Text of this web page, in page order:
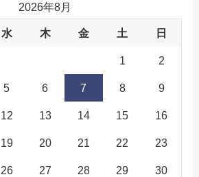
2026年8月
水 木 金 土 日
1 2
5 6 7 8 9
12 13 14 15 16
19 20 21 22 23
26 27 28 29 30